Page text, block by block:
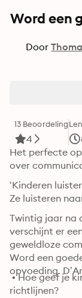
Word een
Door
13 Beoordeling
4
Het perfecte
over
‘Kinderen
Ze luisteren
Twintig jaar na
verschijnt er
geweldloze
Word een
opvoeding.
• Hoe geef je
richtlijnen?